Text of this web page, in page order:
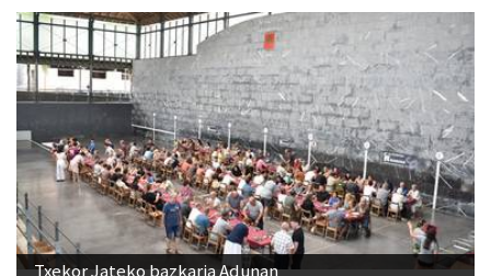
Txekor Jateko bazkaria Adunan